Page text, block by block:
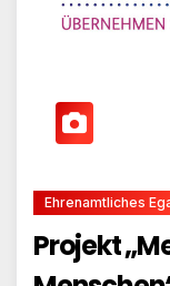
Ehrenamtliches
Projekt